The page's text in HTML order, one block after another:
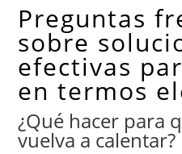
Preguntas
sobre
efectivas
en termos
¿Qué hacer para
vuelva a calentar?